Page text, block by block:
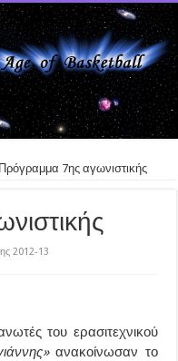
Πρόγραμμα 7ης αγωνιστικής
2012-13
του ερασιτεχνικού
ανακοίνωσαν το